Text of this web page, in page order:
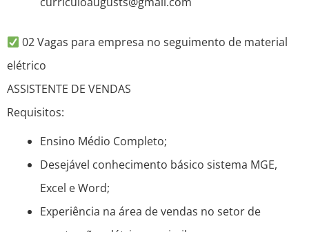
02 Vagas para empresa no seguimento de material
elétrico
ASSISTENTE DE VENDAS
Requisitos:
Ensino Médio Completo;
Desejável conhecimento básico sistema MGE,
Excel e Word;
Experiência na área de vendas no setor de